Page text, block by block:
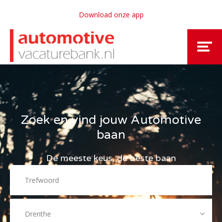
Download onze app
Zoek en vind jouw Automotive
baan
De meeste keus, de beste baan